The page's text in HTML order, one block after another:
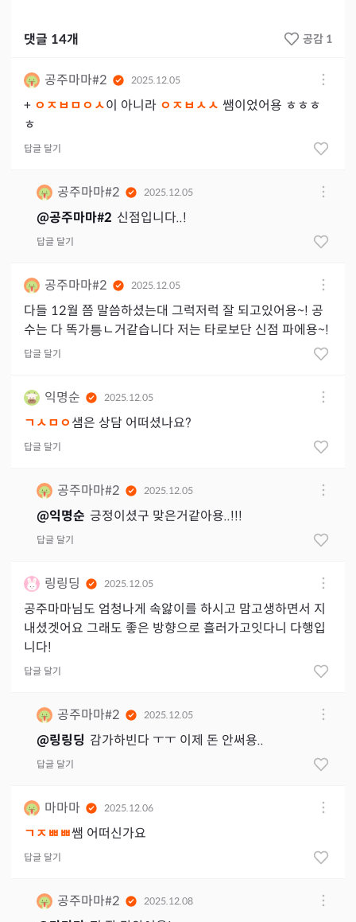
댓글 14개 공감 1
공주마마#2 2025.12.05
+ ㅇㅈㅂㅁㅇㅅ이 아니라 ㅇㅈㅂㅅㅅ 쌤이었어용 ㅎㅎㅎ
ㅎ
답글 달기
공주마마#2 2025.12.05
@공주마마#2 신점입니다..!
답글 달기
공주마마#2 2025.12.05
다들 12월 쯤 말씀하셨는대 그럭저럭 잘 되고있어용~! 공
수는 다 똑가틍ㄴ거같습니다 저는 타로보단 신점 파에용~!
답글 달기
익명순 2025.12.05
ㄱㅅㅁㅇ샘은 상담 어떠셨나요?
답글 달기
공주마마#2 2025.12.05
@익명순 긍정이셨구 맞은거같아용..!!!
답글 달기
링링딩 2025.12.05
공주마마님도 엄청나게 속앓이를 하시고 맘고생하면서 지
내셨겟어요 그래도 좋은 방향으로 흘러가고잇다니 다행입
니다!
답글 달기
공주마마#2 2025.12.05
@링링딩 감가하빈다 ㅜㅜ 이제 돈 안써용..
답글 달기
마마마 2025.12.06
ㄱㅈㅃㅃ쌤 어떠신가요
답글 달기
공주마마#2 2025.12.08